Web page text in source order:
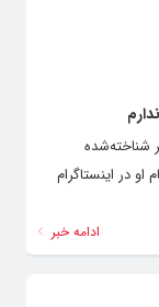
شناخته‌شده
در اینستاگرام
ادامه خبر